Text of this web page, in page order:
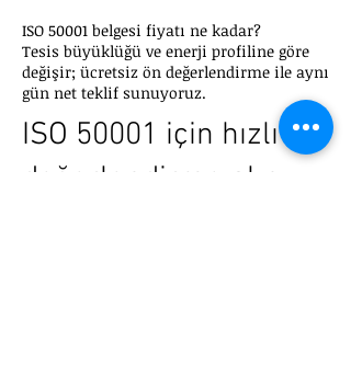
ISO 50001 belgesi fiyatı ne kadar?
Tesis büyüklüğü ve enerji profiline göre
değişir; ücretsiz ön değerlendirme ile aynı
gün net teklif sunuyoruz.
ISO 50001 için hızlı ön
değerlendirme alın